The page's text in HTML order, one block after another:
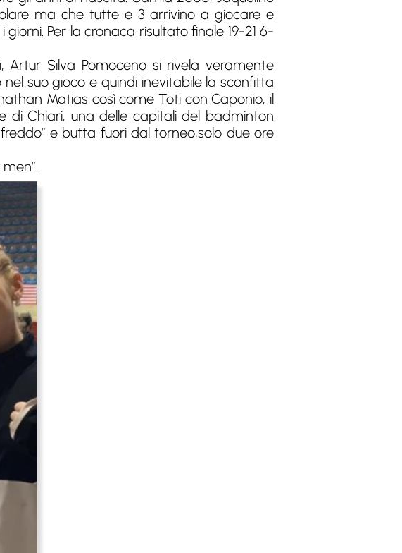
ma che tutte e 3 arrivino a giocare e
Per la cronaca risultato finale 19-21 6-
Silva Pomoceno si rivela veramente
suo gioco e quindi inevitabile la sconfitta
Matias così come Toti con Caponio, il
di Chiari, una delle capitali del badminton
e butta fuori dal torneo,solo due ore